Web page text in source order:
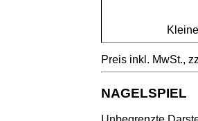
Preis inkl. MwSt.,
NAGELSPIEL